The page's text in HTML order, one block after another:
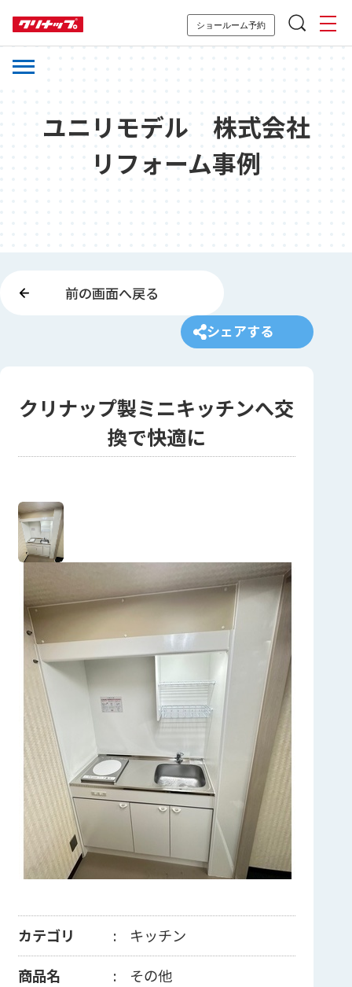
ショールーム予約
ユニリモデル 株式会社
リフォーム事例
前の画面へ戻る
シェアする
クリナップ製ミニキッチンへ交
換で快適に
カテゴリ
キッチン
商品名
その他